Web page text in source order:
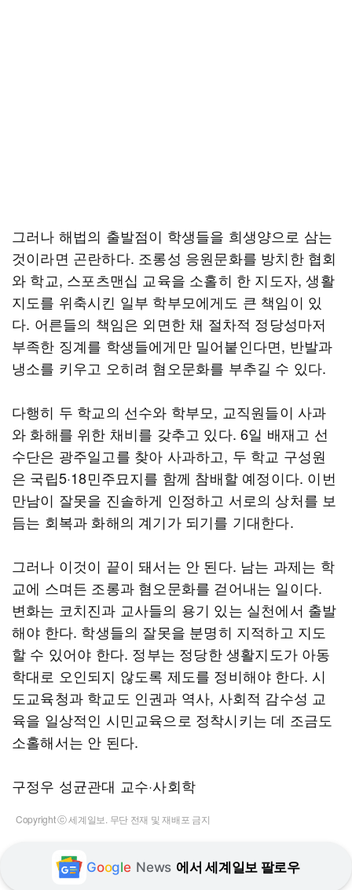
그러나 해법의 출발점이 학생들을 희생양으로 삼는
것이라면 곤란하다. 조롱성 응원문화를 방치한 협회
와 학교, 스포츠맨십 교육을 소홀히 한 지도자, 생활
지도를 위축시킨 일부 학부모에게도 큰 책임이 있
다. 어른들의 책임은 외면한 채 절차적 정당성마저
부족한 징계를 학생들에게만 밀어붙인다면, 반발과
냉소를 키우고 오히려 혐오문화를 부추길 수 있다.
다행히 두 학교의 선수와 학부모, 교직원들이 사과
와 화해를 위한 채비를 갖추고 있다. 6일 배재고 선
수단은 광주일고를 찾아 사과하고, 두 학교 구성원
은 국립5·18민주묘지를 함께 참배할 예정이다. 이번
만남이 잘못을 진솔하게 인정하고 서로의 상처를 보
듬는 회복과 화해의 계기가 되기를 기대한다.
그러나 이것이 끝이 돼서는 안 된다. 남는 과제는 학
교에 스며든 조롱과 혐오문화를 걷어내는 일이다.
변화는 코치진과 교사들의 용기 있는 실천에서 출발
해야 한다. 학생들의 잘못을 분명히 지적하고 지도
할 수 있어야 한다. 정부는 정당한 생활지도가 아동
학대로 오인되지 않도록 제도를 정비해야 한다. 시
도교육청과 학교도 인권과 역사, 사회적 감수성 교
육을 일상적인 시민교육으로 정착시키는 데 조금도
소홀해서는 안 된다.
구정우 성균관대 교수·사회학
Copyright ⓒ 세계일보. 무단 전재 및 재배포 금지
Google News 에서 세계일보 팔로우